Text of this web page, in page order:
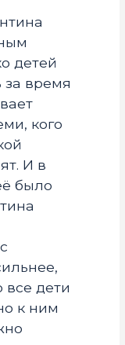
детей
за время
кого
И в
было
все дети
к ним